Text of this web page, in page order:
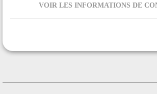
VOIR LES INFORMATIONS DE
CONTACT
Contacter l'organisateur